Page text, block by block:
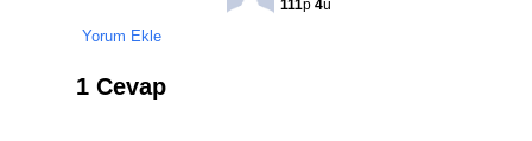
111p 4ü
Yorum Ekle
1 Cevap